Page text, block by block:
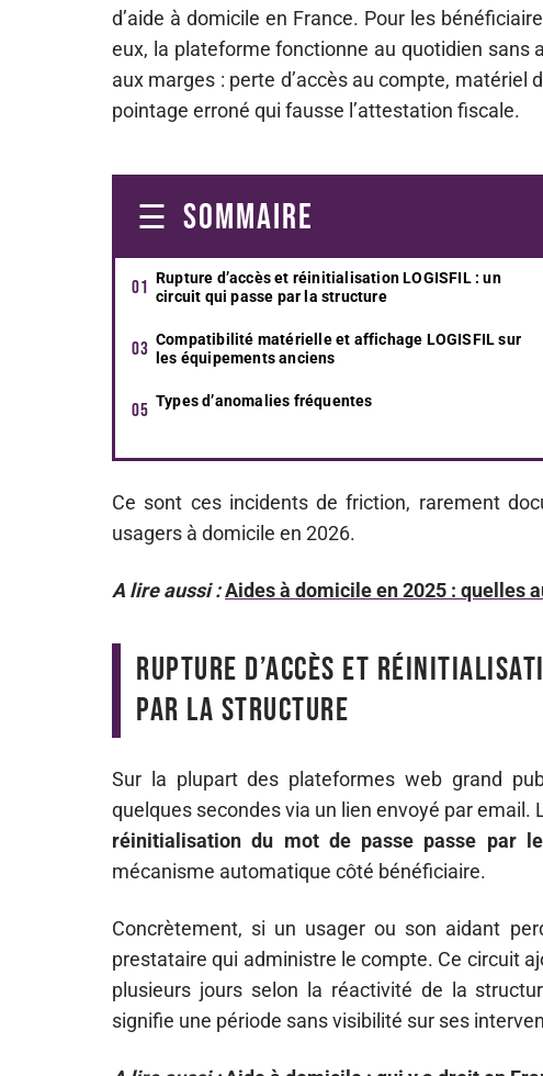
d’aide à domicile en France. Pour les
eux, la plateforme fonctionne au quotidien sans
aux marges : perte d’accès au compte,
pointage erroné qui fausse l’attestation fiscale.
SOMMAIRE
Rupture d’accès et réinitialisation LOGISFIL : un
circuit qui passe par la structure
Compatibilité matérielle et affichage LOGISFIL sur
les équipements anciens
Types d’anomalies fréquentes
Ce sont ces incidents de friction, rarement
usagers à domicile en 2026.
A lire aussi :Aides à domicile en 2025 : quelles
Rupture d’accès et
par la structure
Sur la plupart des plateformes web grand
quelques secondes via un lien envoyé par email.
réinitialisation du mot de passe passe par
mécanisme automatique côté bénéficiaire.
Concrètement, si un usager ou son aidant
prestataire qui administre le compte. Ce circuit
plusieurs jours selon la réactivité de la
signifie une période sans visibilité sur ses